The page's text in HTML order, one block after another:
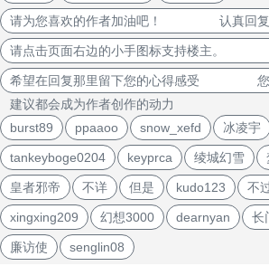
请为您喜欢的作者加油吧！ 认真回复
请点击页面右边的小手图标支持楼主
希望在回复那里留下您的心得感受 您
建议都会成为作者创作的动力
burst89
ppaaoo snow_xefd 冰凌宇
tankeyboge0204 keyprca 绫城幻雪
皇者邪帝 不详 但是 kudo123 不
xingxing209 幻想3000 dearnyan 长
廉访使 senglin08